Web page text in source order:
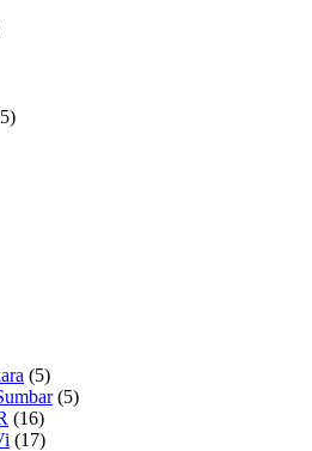
(5)
(5)
(16)
(17)